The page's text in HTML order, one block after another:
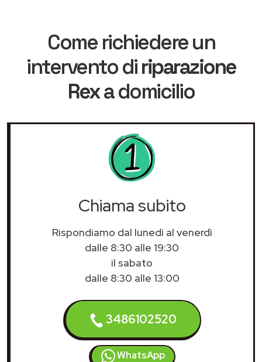
Come richiedere un
intervento diriparazione
Rexa domicilio
Chiama subito
Rispondiamo dal lunedì al venerdì
dalle 8:30 alle 19:30
il sabato
dalle 8:30 alle 13:00
3486102520
WhatsApp